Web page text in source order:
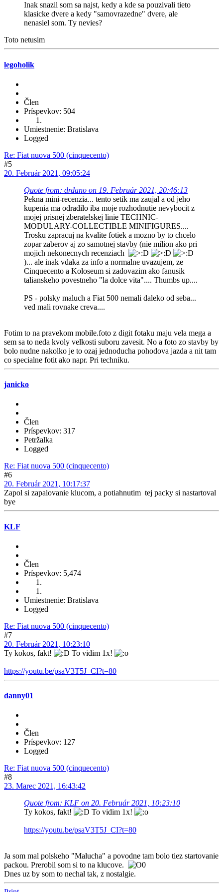
Inak snazil som sa najst, kedy a kde sa pouzivali tieto
klasicke dvere a kedy "samovrazedne" dvere, ale
nenasiel som. Ty nevies?
Toto netusim
legoholik
Člen
Príspevkov: 504
Umiestnenie: Bratislava
Logged
Re: Fiat nuova 500 (cinquecento)
#5
20. Február 2021, 09:05:24
Quote from: drdano on 19. Február 2021, 20:46:13
Pekna mini-recenzia... tento setik ma zaujal a od jeho
kupenia ma odradilo iba moje rozhodnutie nevybocit z
mojej prisnej zberatelskej linie TECHNIC-
MODULARY-COLLECTIBLE MINIFIGURES....
Trosku zapracuj na kvalite fotiek a mozno by to chcelo
zopar zaberov aj zo samotnej stavby (nie milion ako pri
mojich nekonecnych recenziach
)... ale inak vdaka za info a normalne uvazujem, ze
Cinquecento a Koloseum si zadovazim ako fanusik
talianskeho povestneho "la dolce vita".... Thumbs up....
PS - polsky maluch a Fiat 500 nemali daleko od seba...
ved mali rovnake creva....
Fotim to na pravekom mobile.foto z digit fotaku maju vela mega a
sem sa to neda kvoly velkosti suboru zavesit. No a foto zo stavby by
bolo nudne nakolko je to ozaj jednoducha pohodova jazda a nit tam
co specialne fotit ako napr. Pri techniku.
janicko
Člen
Príspevkov: 317
Petržalka
Logged
Re: Fiat nuova 500 (cinquecento)
#6
20. Február 2021, 10:17:37
Zapol si zapalovanie klucom, a potiahnutim tej packy si nastartoval
bye
KLF
Člen
Príspevkov: 5,474
Umiestnenie: Bratislava
Logged
Re: Fiat nuova 500 (cinquecento)
#7
20. Február 2021, 10:23:10
Ty kokos, fakt!
To vidim 1x!
https://youtu.be/psaV3T5J_CI?t=80
danny01
Člen
Príspevkov: 127
Logged
Re: Fiat nuova 500 (cinquecento)
#8
23. Marec 2021, 16:43:42
Quote from: KLF on 20. Február 2021, 10:23:10
Ty kokos, fakt!
To vidim 1x!
https://youtu.be/psaV3T5J_CI?t=80
Ja som mal polskeho "Malucha" a povodne tam bolo tiez startovanie
packou. Prerobil som si to na klucove.
Dnes uz by som to nechal tak, z nostalgie.